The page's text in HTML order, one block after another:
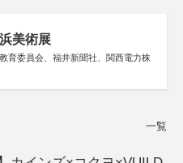
美術展
育委員会、福井新聞社、関西電力株
一覧